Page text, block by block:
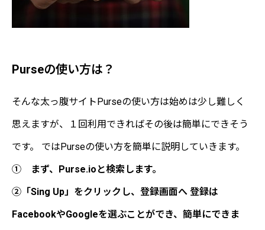
Purseの使い方は？
そんな太っ腹サイトPurseの使い方は始めは少し難しく
思えますが、１回利用できればその後は簡単にできそう
です。 ではPurseの使い方を簡単に説明していきます。
① まず、Purse.ioと検索します。
②「Sing Up」をクリックし、登録画面へ 登録は
FacebookやGoogleを選ぶことができ、簡単にできま